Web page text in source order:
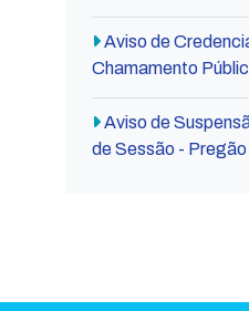
Aviso de
Chamamento
Aviso de
de Sessão -